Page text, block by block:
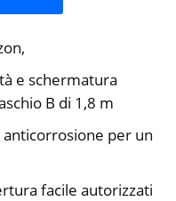
e schermatura
B di 1,8 m
per un
facile autorizzati